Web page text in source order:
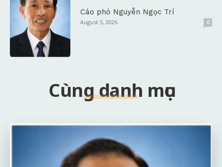
Cáo phó Nguyễn Ngọc Trí
August 5, 2026 0
Cùng danh mục